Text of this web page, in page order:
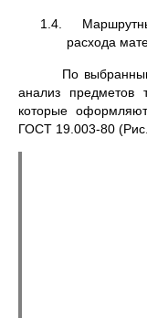
1.4.
расхода
По
анализ предметов
которые
ГОСТ 19.003-80